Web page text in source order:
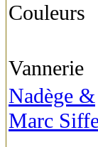
Couleurs
Vannerie
Nadège &
Marc